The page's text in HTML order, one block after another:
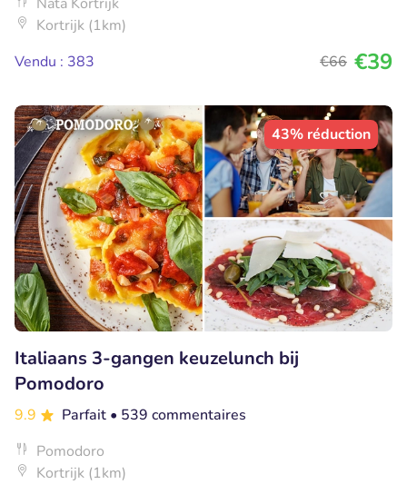
Kortrijk (1km)
Vendu : 383
€66 €39
43% réduction
Italiaans 3-gangen keuzelunch bij
Pomodoro
9.9 Parfait • 539 commentaires
Pomodoro
Kortrijk (1km)